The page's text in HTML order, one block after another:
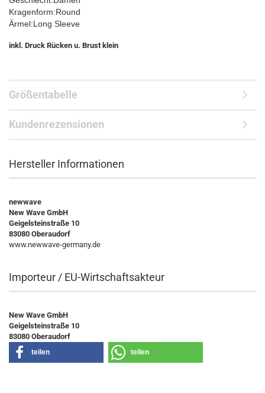
Kragenform:Round
Ärmel:Long Sleeve
inkl. Druck Rücken u. Brust klein
Größentabelle
Kundenrezensionen
Hersteller Informationen
newwave
New Wave GmbH
Geigelsteinstraße 10
83080 Oberaudorf
www.newwave-germany.de
Importeur / EU-Wirtschaftsakteur
New Wave GmbH
Geigelsteinstraße 10
83080 Oberaudorf
teilen teilen